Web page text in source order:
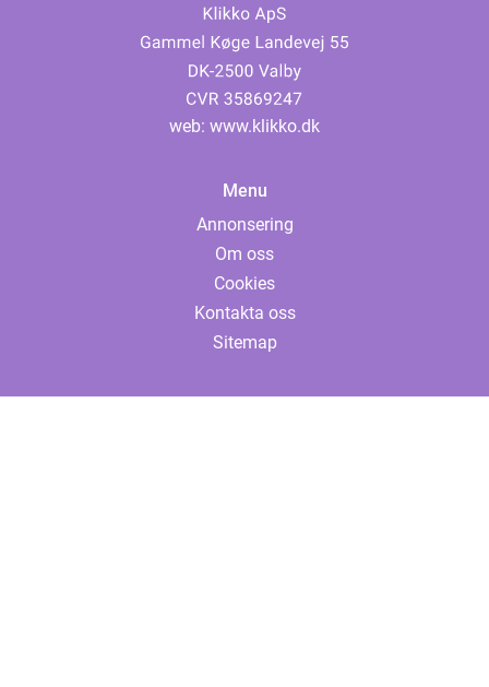
web: www.klikko.dk
Menu
Annonsering
Om oss
Cookies
Kontakta oss
Sitemap